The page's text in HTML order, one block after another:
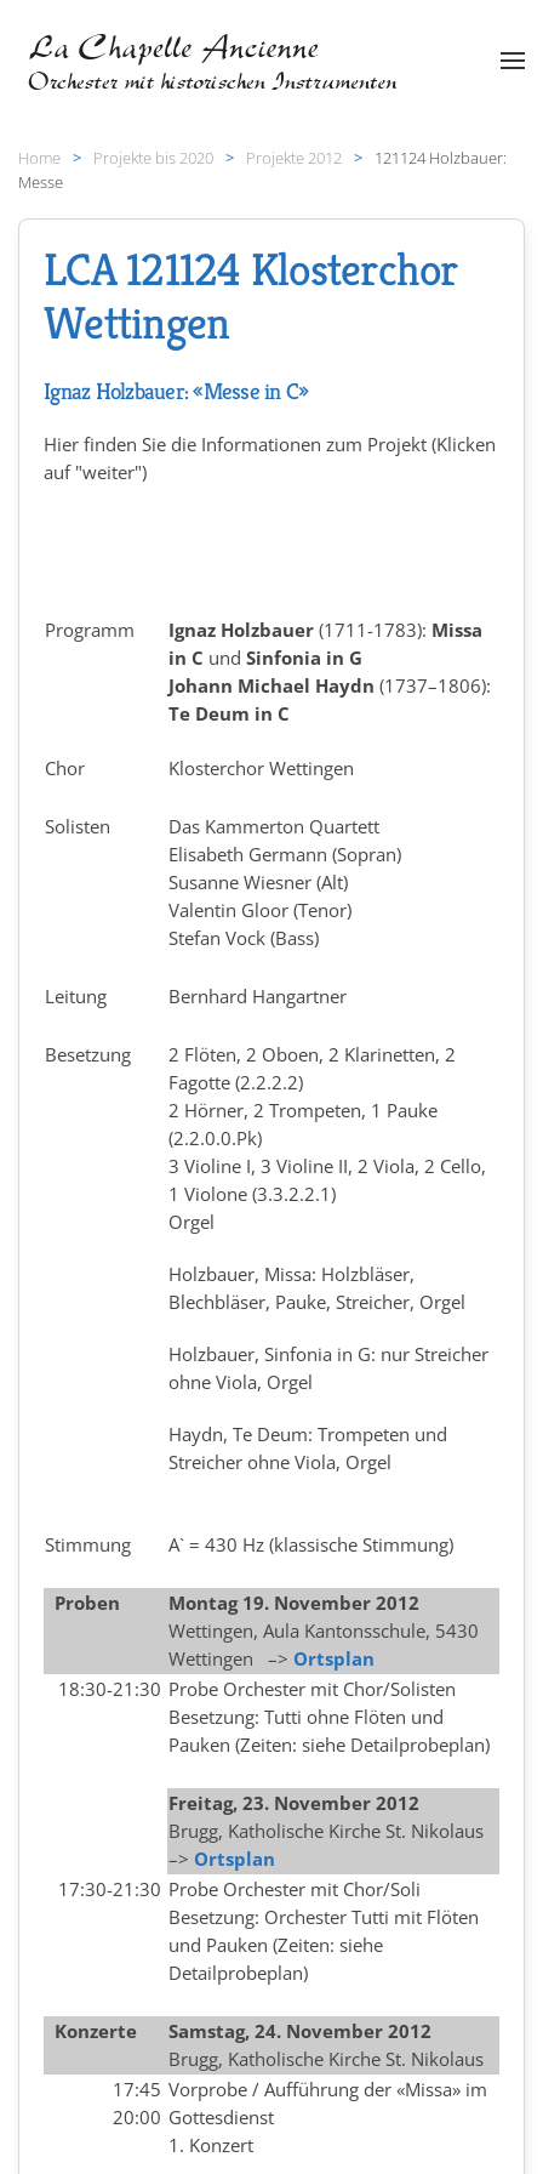
Zum Hauptinhalt springen
Home Projekte bis 2020 Projekte 2012
121124 Holzbauer:
Messe
LCA 121124 Klosterchor
Wettingen
Ignaz Holzbauer: «Messe in C»
Hier finden Sie die Informationen zum Projekt (Klicken
auf "weiter")
Programm Ignaz Holzbauer (1711-1783): Missa
in C und Sinfonia in G
Johann Michael Haydn (1737–1806):
Te Deum in C
Chor Klosterchor Wettingen
Solisten
Das Kammerton Quartett
Elisabeth Germann (Sopran)
Susanne Wiesner (Alt)
Valentin Gloor (Tenor)
Stefan Vock (Bass)
Leitung Bernhard Hangartner
Besetzung
2 Flöten, 2 Oboen, 2 Klarinetten, 2
Fagotte (2.2.2.2)
2 Hörner, 2 Trompeten, 1 Pauke
(2.2.0.0.Pk)
3 Violine I, 3 Violine II, 2 Viola, 2 Cello,
1 Violone (3.3.2.2.1)
Orgel
Holzbauer, Missa: Holzbläser,
Blechbläser, Pauke, Streicher, Orgel
Holzbauer, Sinfonia in G: nur Streicher
ohne Viola, Orgel
Haydn, Te Deum: Trompeten und
Streicher ohne Viola, Orgel
Stimmung A` = 430 Hz (klassische Stimmung)
Proben Montag 19. November 2012
Wettingen, Aula Kantonsschule, 5430
Wettingen –> Ortsplan
18:30-21:30 Probe Orchester mit Chor/Solisten
Besetzung: Tutti ohne Flöten und
Pauken (Zeiten: siehe Detailprobeplan)
Freitag, 23. November 2012
Brugg, Katholische Kirche St. Nikolaus
–> Ortsplan
17:30-21:30 Probe Orchester mit Chor/Soli
Besetzung: Orchester Tutti mit Flöten
und Pauken (Zeiten: siehe
Detailprobeplan)
Konzerte
Samstag, 24. November 2012
Brugg, Katholische Kirche St. Nikolaus
17:45
20:00
Vorprobe / Aufführung der «Missa» im
Gottesdienst
1. Konzert